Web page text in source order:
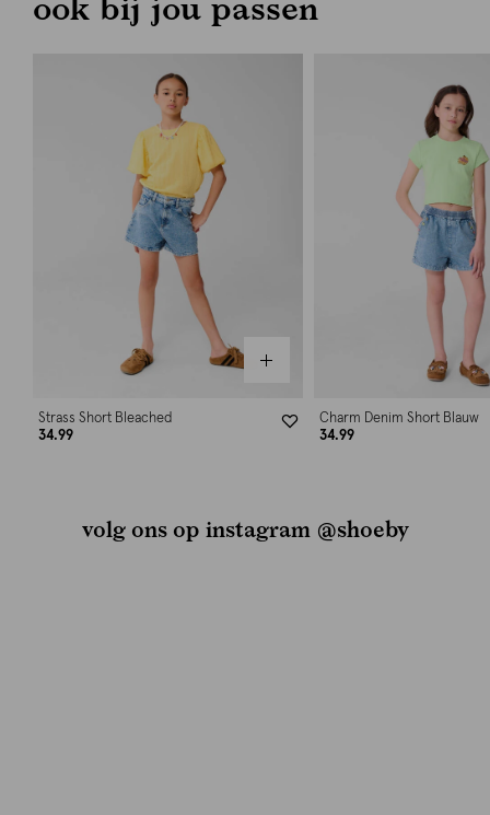
Strass Short Bleached
34.99
Charm Denim Short Blauw
34.99
volg ons op instagram @shoeby